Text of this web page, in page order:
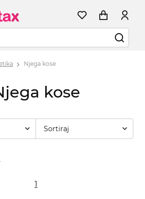
Njega kose
kose
Sortiraj
1